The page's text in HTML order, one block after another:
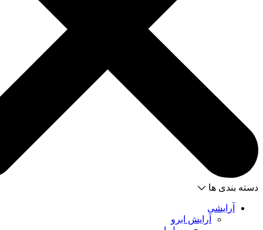
دسته بندی ها
آرایشی
آرایش ابرو